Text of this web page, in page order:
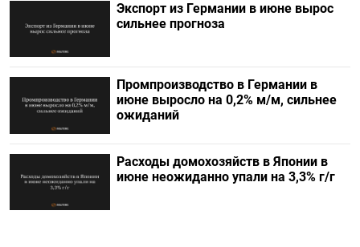
Экспорт из Германии в июне вырос
сильнее прогноза
Промпроизводство в Германии в
июне выросло на 0,2%​​​ м/м, сильнее
ожиданий
Расходы домохозяйств в Японии в
июне неожиданно упали на 3,3% г/г